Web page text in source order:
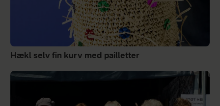
Hækl selv fin kurv med pailletter